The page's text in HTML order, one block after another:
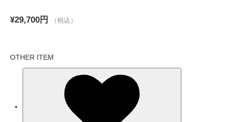
¥29,700円 （税込）
OTHER ITEM